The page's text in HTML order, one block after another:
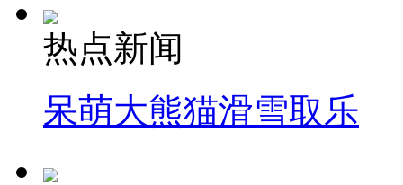
热点新闻
呆萌大熊猫滑雪取乐